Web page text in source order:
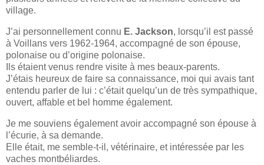
village.
J’ai personnellement connu E. Jackson, lorsqu’il est passé
à Voillans vers 1962-1964, accompagné de son épouse,
polonaise ou d’origine polonaise.
Ils étaient venus rendre visite à mes beaux-parents.
J’étais heureux de faire sa connaissance, moi qui avais tant
entendu parler de lui : c’était quelqu’un de très sympathique,
ouvert, affable et bel homme également.
Je me souviens également avoir accompagné son épouse à
l’écurie, à sa demande.
Elle était, me semble-t-il, vétérinaire, et intéressée par les
vaches montbéliardes.